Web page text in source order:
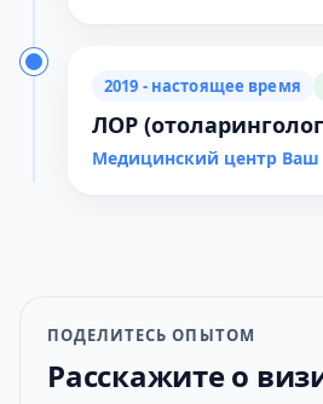
2019 - настоящее время
ЛОР
Медицинский центр Ваш
ПОДЕЛИТЕСЬ ОПЫТОМ
Расскажите о